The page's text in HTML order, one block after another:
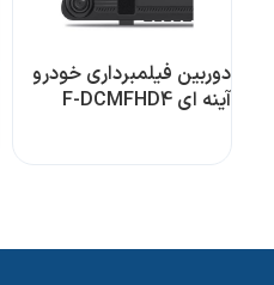
دوربین فیلمبرداری خودرو
آینه ای F-DCMFHD4